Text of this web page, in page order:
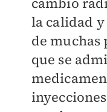
la calidad
de muchas
que se